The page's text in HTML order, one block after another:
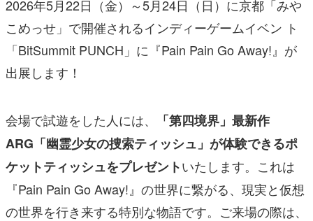
2026年5月22日（金）～5月24日（日）に京都「みや
こめっせ」で開催されるインディーゲームイベン ト
「BitSummit PUNCH」に『Pain Pain Go Away!』が
出展します！
会場で試遊をした人には、
「第四境界」最新作
ARG「幽霊少女の捜索ティッシュ」が体験できるポ
ケットティッシュをプレゼントいたします。これは
『Pain Pain Go Away!』の世界に繋がる、現実と仮想
の世界を行き来する特別な物語です。ご来場の際は、